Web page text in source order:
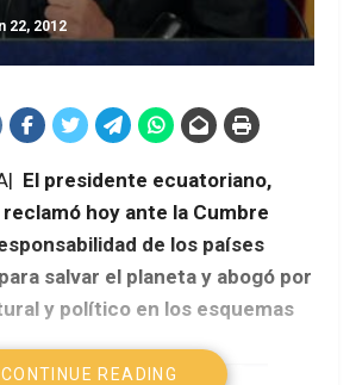
22, 2012
El presidente ecuatoriano,
hoy ante la Cumbre
de los países
salvar el planeta y abogó por
y político en los esquemas
CONTINUE READING